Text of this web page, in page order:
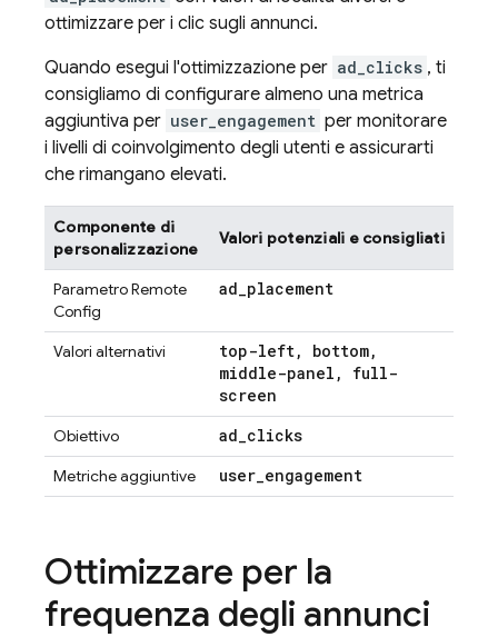
ottimizzare per i clic sugli annunci.
Quando esegui l'ottimizzazione per ad_clicks , ti
consigliamo di configurare almeno una metrica
aggiuntiva per user_engagement per monitorare
i livelli di coinvolgimento degli utenti e assicurarti
che rimangano elevati.
Componente di
personalizzazione
Valori potenziali e consigliati
ParametroRemote
Config
ad_placement
Valori alternativi top-left, bottom,
middle-panel ,
full-
screen
Obiettivo ad_clicks
Metriche aggiuntive user_engagement
Ottimizzare per la
frequenza degli annunci